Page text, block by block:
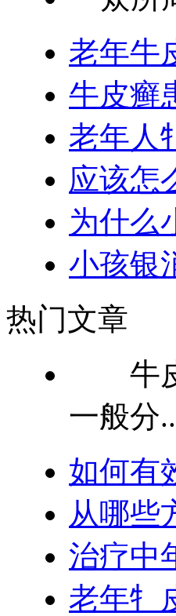
老年牛
牛皮癣
老年人
应该怎
为什么
小孩银
热门文章
牛皮
一般分
如何有
从哪些
治疗中
老年牜